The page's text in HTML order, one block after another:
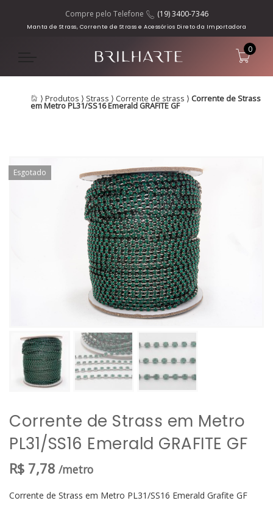
Compre pelo Telefone (19) 3400-7346
Manta de Strass, Corrente de Strass e Acessórios Direto da Importadora
0
⟩ Produtos ⟩ Strass ⟩ Corrente de strass ⟩ Corrente de Strass
em Metro PL31/SS16 Emerald GRAFITE GF
Esgotado
Corrente de Strass em Metro
PL31/SS16 Emerald GRAFITE GF
R$ 7,78 /metro
Corrente de Strass em Metro PL31/SS16 Emerald Grafite GF